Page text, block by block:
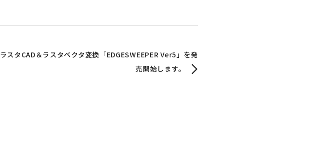
ラスタCAD＆ラスタベクタ変換「EDGESWEEPER Ver5」を発
売開始します。